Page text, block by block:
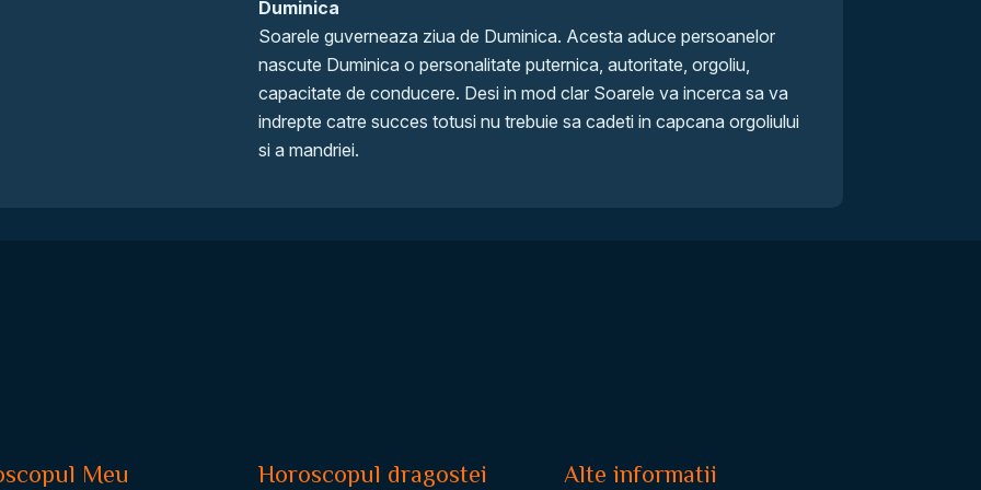
Duminica
Soarele guverneaza ziua de Duminica. Acesta aduce persoanelor
nascute Duminica o personalitate puternica, autoritate, orgoliu,
capacitate de conducere. Desi in mod clar Soarele va incerca sa va
indrepte catre succes totusi nu trebuie sa cadeti in capcana orgoliului
si a mandriei.
Meu Horoscopul dragostei Alte informatii